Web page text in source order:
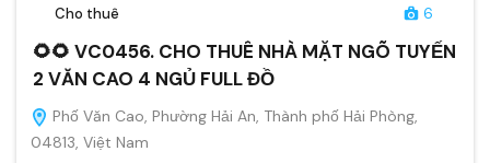
Cho thuê 6
🌻🌻 VC0456. CHO THUÊ NHÀ MẶT NGÕ TUYẾN
2 VĂN CAO 4 NGỦ FULL ĐỒ
Phố Văn Cao, Phường Hải An, Thành phố Hải Phòng,
04813, Việt Nam